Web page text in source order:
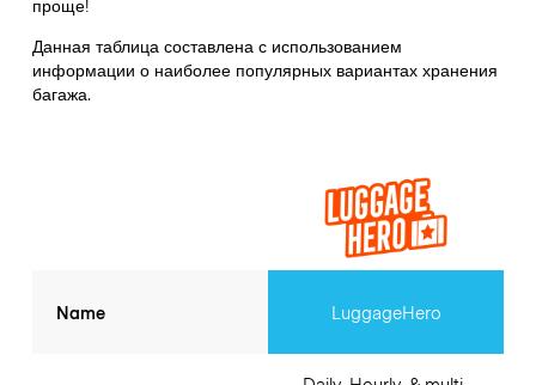
Данная таблица составлена с использованием
информации о наиболее популярных вариантах хранения
багажа.
Name LuggageHero